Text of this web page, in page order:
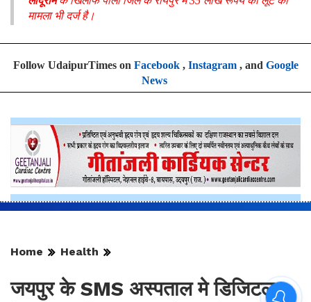
मामला भी दर्ज है।
Follow UdaipurTimes on Facebook, Instagram, and Google
News
Home Health
जयपुर के SMS अस्पताल मे डिजिटल